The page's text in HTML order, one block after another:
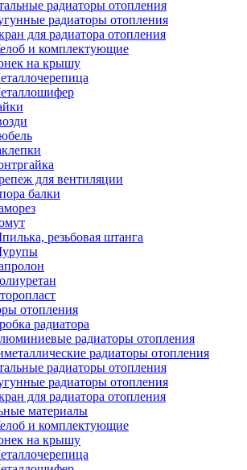
радиаторы отопления
радиаторы отопления
для радиатора отопления
и комплектующие
на крышу
для вентиляции
балки
резьбовая штанга
отопления
радиатора
радиаторы отопления
радиаторы отопления
радиаторы отопления
радиаторы отопления
для радиатора отопления
материалы
и комплектующие
на крышу